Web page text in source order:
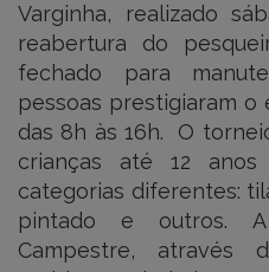
Varginha, realizado
reabertura do
fechado para
pessoas prestigiaram
das 8h às 16h. O
crianças até 12
categorias diferentes:
pintado e outros.
Campestre, através